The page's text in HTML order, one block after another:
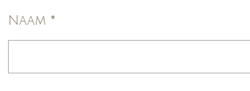
Naam *